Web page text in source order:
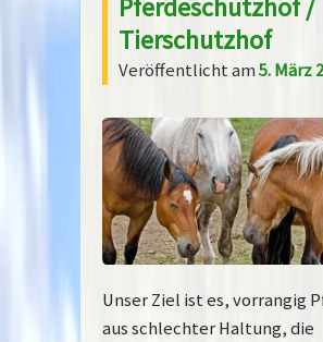
Pferdeschutzhof /
Tierschutzhof
Veröffentlicht am5. März
Unser Ziel ist es, vorrangig
aus schlechter Haltung, die